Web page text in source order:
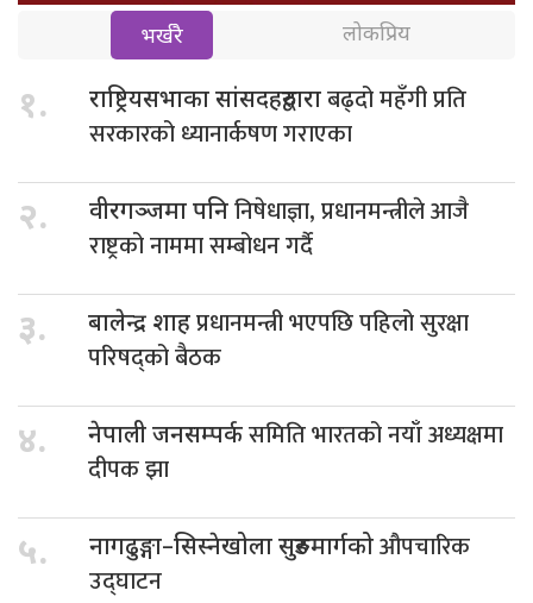
भर्खरै लोकप्रिय
१. राष्ट्रियसभाका सांसदहरुद्वाराबढ्दो महँगी प्रति
सरकारको ध्यानार्कषण गराएका
२. वीरगञ्जमा पनिनिषेधाज्ञा, प्रधानमन्त्रीले आजै
राष्ट्रको नाममा सम्बोधन गर्दै
३. बालेन्द्र शाहप्रधानमन्त्री भएपछि पहिलो सुरक्षा
परिषद्को बैठक
४. नेपाली जनसम्पर्कसमिति भारतको नयाँ अध्यक्षमा
दीपक झा
५. नागढुङ्गा–सिस्नेखोला सुरुङमार्गकोऔपचारिक
उद्घाटन